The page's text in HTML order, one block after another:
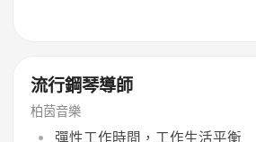
流行鋼琴導師
柏茵音樂
彈性工作時間，工作生活平衡